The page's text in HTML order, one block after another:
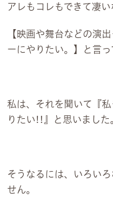
アレもコレもできて凄い
【映画や舞台などの演
ーにやりたい。】と言っ
私は、それを聞いて『
りたい!!』と思いました。
そうなるには、いろい
せん。